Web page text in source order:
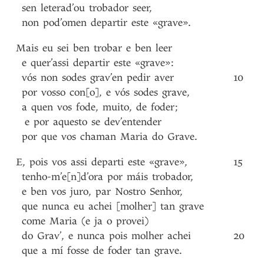
sen leterad’ou trobador seer,
non pod’omen departir este «grave».
Mais eu sei ben trobar e ben leer
e quer’assi departir este «grave»:
vós non sodes grav’en pedir aver
por vosso con[o], e vós sodes grave,
a quen vos fode, muito, de foder;
e por aquesto se dev’entender
por que vos chaman Maria do Grave.
E, pois vos assi departi este «grave»,
tenho-m’e[n]d’ora por máis trobador,
e ben vos juro, par Nostro Senhor,
que nunca eu achei [molher] tan grave
come Maria (e ja o provei)
do Grav’, e nunca pois molher achei
que a mí fosse de foder tan grave.
10
15
20